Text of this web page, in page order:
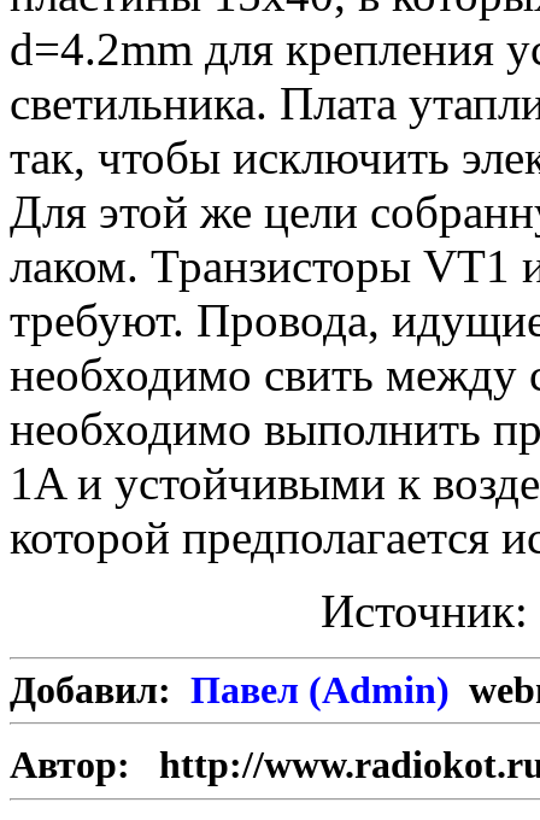
d=4.2mm для крепления
светильника. Плата
так, чтобы исключить
Для этой же цели
лаком. Транзисторы VT1
требуют. Провода,
необходимо свить между
необходимо выполнить
1A и устойчивыми к
которой предполагается
Источник:
Добавил: Павел (Admin)
Автор:
http://